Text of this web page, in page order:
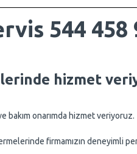
544 458
hizmet
bakım onarımda hizmet veriyoruz.
firmamızın deneyimli